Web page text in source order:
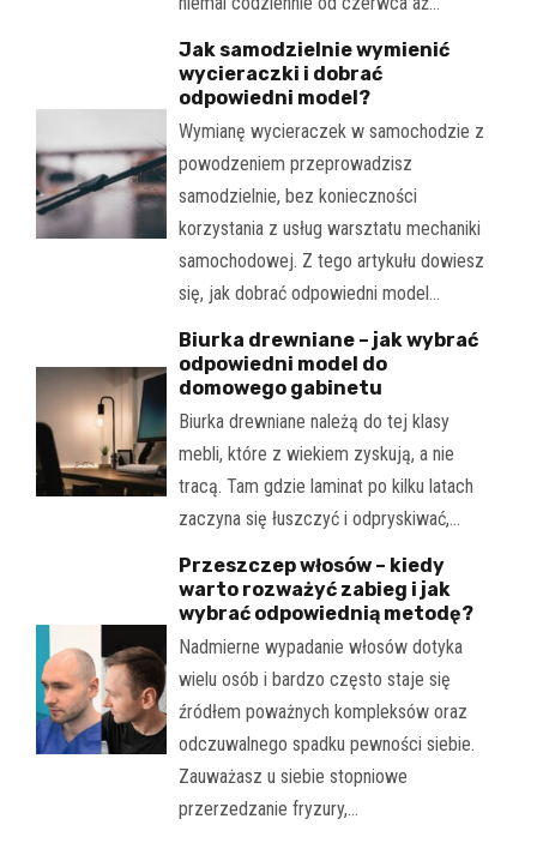
Jak samodzielnie wymienić
wycieraczki i dobrać
odpowiedni model?
Wymianę wycieraczek w samochodzie z
powodzeniem przeprowadzisz
samodzielnie, bez konieczności
korzystania z usług warsztatu mechaniki
samochodowej. Z tego artykułu dowiesz
się, jak dobrać odpowiedni model…
Biurka drewniane – jak wybrać
odpowiedni model do
domowego gabinetu
Biurka drewniane należą do tej klasy
mebli, które z wiekiem zyskują, a nie
tracą. Tam gdzie laminat po kilku latach
zaczyna się łuszczyć i odpryskiwać,…
Przeszczep włosów – kiedy
warto rozważyć zabieg i jak
wybrać odpowiednią metodę?
Nadmierne wypadanie włosów dotyka
wielu osób i bardzo często staje się
źródłem poważnych kompleksów oraz
odczuwalnego spadku pewności siebie.
Zauważasz u siebie stopniowe
przerzedzanie fryzury,…